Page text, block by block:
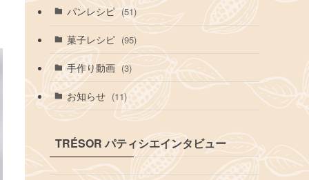
パンレシピ (51)
菓子レシピ (95)
手作り動画 (3)
お知らせ (11)
TRÉSOR パティシエインタビュー